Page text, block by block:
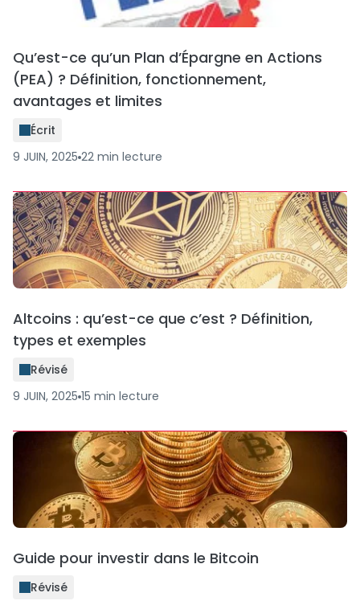
Qu’est-ce qu’un Plan d’Épargne en Actions
(PEA) ? Définition, fonctionnement,
avantages et limites
Écrit
9 JUIN, 2025 22 min lecture
Altcoins : qu’est-ce que c’est ? Définition,
types et exemples
Révisé
9 JUIN, 2025 15 min lecture
Guide pour investir dans le Bitcoin
Révisé